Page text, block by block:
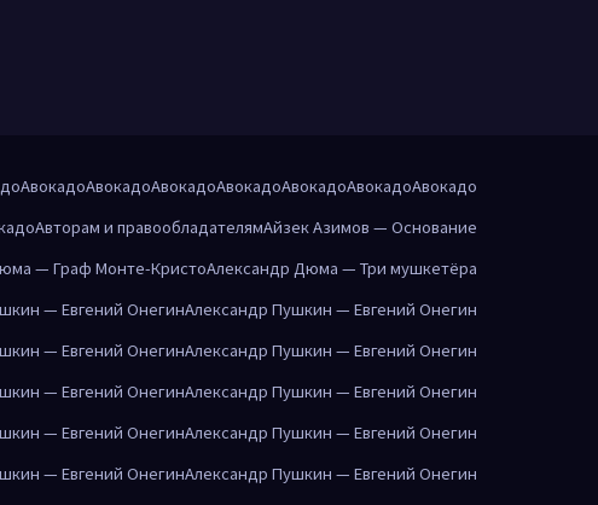
АвокадоАвокадоАвокадоАвокадоАвокадоАвокадоАвокадо
Авторам и правообладателямАйзек Азимов — Основание
— Граф Монте-КристоАлександр Дюма — Три мушкетёра
— Евгений ОнегинАлександр Пушкин — Евгений Онегин
— Евгений ОнегинАлександр Пушкин — Евгений Онегин
— Евгений ОнегинАлександр Пушкин — Евгений Онегин
— Евгений ОнегинАлександр Пушкин — Евгений Онегин
— Евгений ОнегинАлександр Пушкин — Евгений Онегин